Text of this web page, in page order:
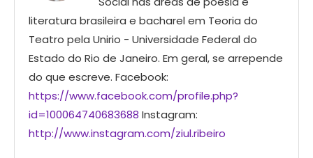
literatura brasileira e bacharel em Teoria do
Teatro pela Unirio - Universidade Federal do
Estado do Rio de Janeiro. Em geral, se arrepende
do que escreve. Facebook:
https://www.facebook.com/profile.php?
id=100064740683688 Instagram:
http://www.instagram.com/ziul.ribeiro